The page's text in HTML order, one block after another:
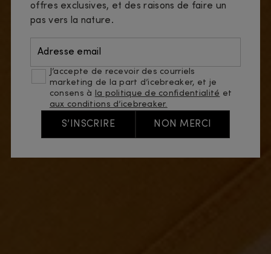
offres exclusives, et des raisons de faire un
pas vers la nature.
Adresse email
J’accepte de recevoir des courriels
marketing de la part d’icebreaker, et je
consens à
la politique de confidentialité et
aux conditions d’icebreaker.
S’INSCRIRE NON MERCI